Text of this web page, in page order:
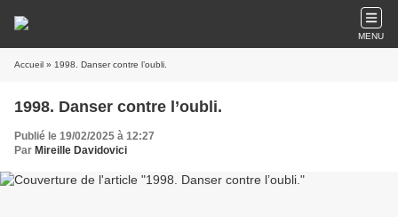
MENU
Accueil » 1998. Danser contre l’oubli.
1998. Danser contre l’oubli.
Publié le 19/02/2025 à 12:27
Par Mireille Davidovici